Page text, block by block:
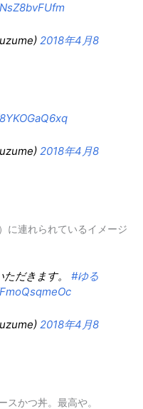
2018年4月8
2018年4月8
に連れられているイメージ
ただきます。#ゆる
2018年4月8
スかつ丼。最高や。